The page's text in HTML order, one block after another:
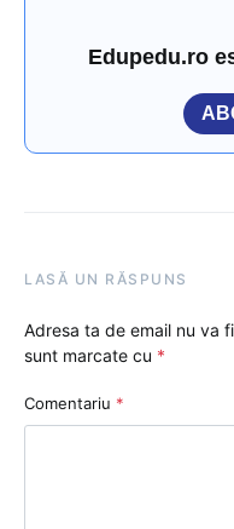
Edupedu.ro
LASĂ UN RĂSPUNS
Adresa ta de email nu va
sunt marcate cu *
Comentariu *